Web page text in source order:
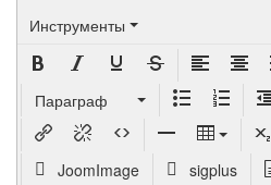
Инструменты
Параграф
JoomImage sigplus